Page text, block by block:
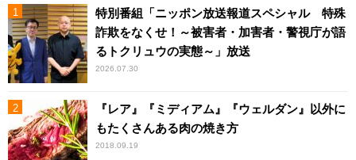
特別番組「ニッポン放送報道スペシャル 特殊
詐欺をなくせ！～被害者・加害者・警視庁が語
るトクリュウの実態～」放送
2026.07.30
『レア』『ミディアム』『ウェルダン』以外に
もたくさんある肉の焼き方
2018.09.19